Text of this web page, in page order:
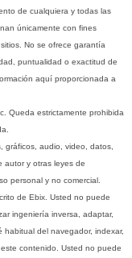
de cualquiera y todas las
únicamente con fines
No se ofrece garantía
puntualidad o exactitud de
aquí proporcionada a
Queda estrictamente prohibida
gráficos, audio, video, datos,
autor y otras leyes de
personal y no comercial.
de Ebix. Usted no puede
ingeniería inversa, adaptar,
habitual del navegador, indexar,
contenido. Usted no puede